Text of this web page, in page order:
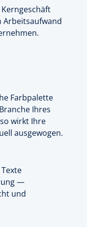
Arbeitsaufwand
Farbpalette
Ihres
wirkt Ihre
ausgewogen.
—
und